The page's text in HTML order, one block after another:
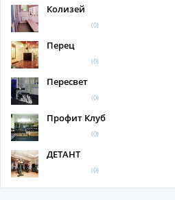
Колизей
(0)
Перец
(0)
Пересвет
(0)
Профит Клуб
(0)
ДЕТАНТ
(0)